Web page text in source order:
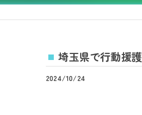
埼玉県で行動援
2024/10/24